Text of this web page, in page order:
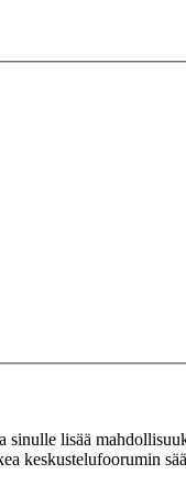
lisää
keskustelufoorumin